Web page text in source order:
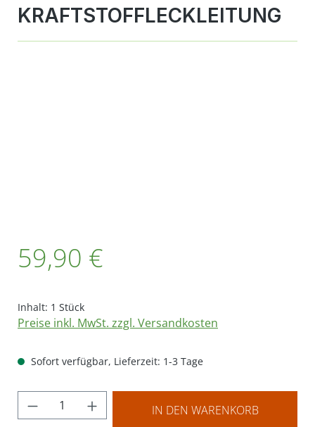
KRAFTSTOFFLECKLEITUNG
59,90 €
Inhalt: 1 Stück
Preise inkl. MwSt. zzgl. Versandkosten
Sofort verfügbar, Lieferzeit: 1-3 Tage
Produkt Anzahl: Gib den gewünschten
IN DEN WARENKORB